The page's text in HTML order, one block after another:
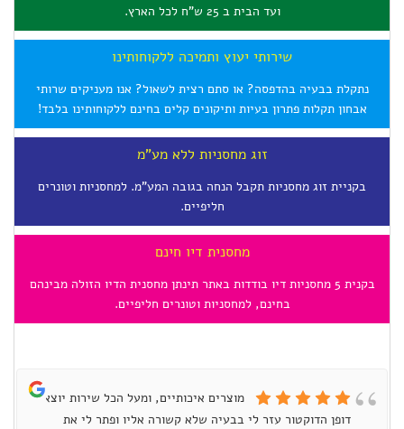
ועד הבית ב 25 ש"ח לכל הארץ.
שירותי יעוץ ותמיכה ללקוחותינו
נתקלת בבעיה בהדפסה? או סתם רצית לשאול? אנו מעניקים שרותי
אבחון תקלות פתרון בעיות ותיקונים קלים בחינם ללקוחותינו בלבד!
זוג מחסניות ללא מע"מ
בקניית זוג מחסניות תקבל הנחה בגובה המע"מ. למחסניות וטונרים
חליפיים.
מחסנית דיו חינם
בקנית 5 מחסניות דיו בודדות באתר תינתן מחסנית הדיו הזולה מבינהם
בחינם, למחסניות וטונרים חליפיים.
מוצרים איכותיים, ומעל הכל שירות יוצא
דופן הדוקטור עזר לי בבעיה שלא קשורה אליו ופתר לי את